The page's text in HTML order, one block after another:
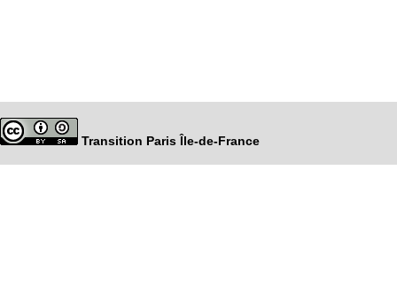
Transition Paris Île-de-France